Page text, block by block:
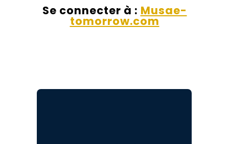
Se connecter à : Musae-
tomorrow.com